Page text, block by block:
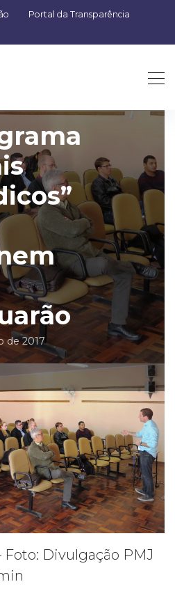
Portal da Transparência
de 2017
Foto: Divulgação PMJ